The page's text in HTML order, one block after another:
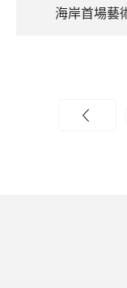
海岸首場藝